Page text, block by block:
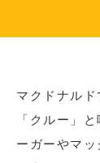
マクドナル
「クルー」
ーガーやマ